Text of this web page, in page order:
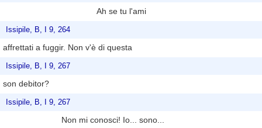
Ah se tu l'ami
Issipile, B, I 9, 264
affrettati a fuggir. Non v'è di questa
Issipile, B, I 9, 267
son debitor?
Issipile, B, I 9, 267
Non mi conosci! Io... sono...